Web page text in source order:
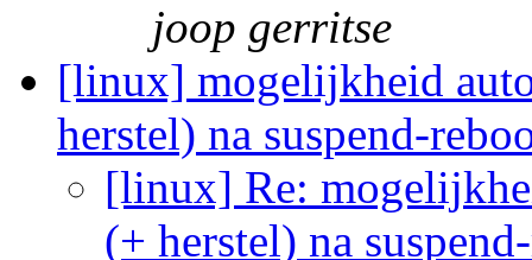
joop gerritse
[linux] mogelijkheid
herstel) na suspend-
[linux] Re:
(+ herstel) na